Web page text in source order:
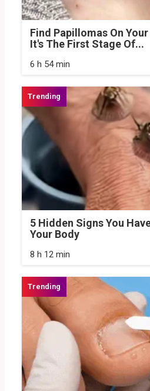
Find Papillomas On
It's The First Stage Of...
6 h 54 min
5 Hidden Signs You
Your Body
8 h 12 min